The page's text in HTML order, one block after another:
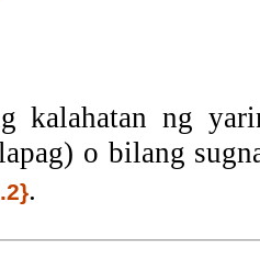
kalahatan ng
o bilang
.